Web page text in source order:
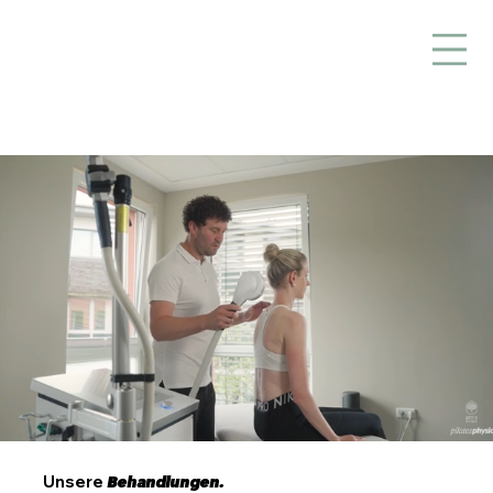
UnsereBehandlungen.